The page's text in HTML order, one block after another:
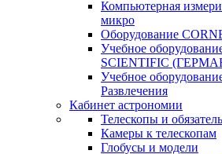
Компьютерная
микро
Оборудование
Учебное
SCIENTIFIC
Учебное
Развлечения
Кабинет астрономии
Телескопы и
Камеры к телескопам
Глобусы и модели